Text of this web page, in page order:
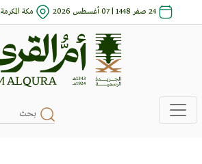
24 صفر 1448 | 07 أغسطس 2026 مكة المكرمة